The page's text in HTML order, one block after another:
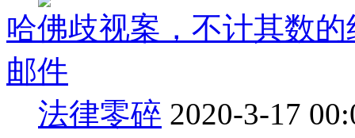
哈佛歧视案，不计其数
邮件
法律零碎 2020-3-17